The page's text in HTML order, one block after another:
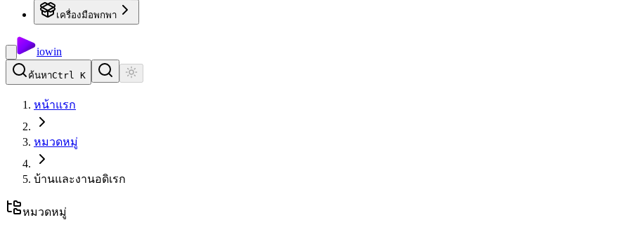
เครื่องมือพกพา
iowin
ค้นหาCtrl K
หน้าแรก
หมวดหมู่
บ้านและงานอดิเรก
หมวดหมู่